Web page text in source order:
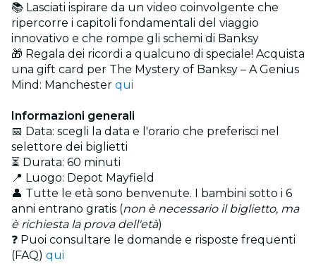
📚 Lasciati ispirare da un video coinvolgente che
ripercorre i capitoli fondamentali del viaggio
innovativo e che rompe gli schemi di Banksy
🎁 Regala dei ricordi a qualcuno di speciale! Acquista
una gift card per The Mystery of Banksy – A Genius
Mind: Manchester qui
Informazioni generali
📅 Data: scegli la data e l'orario che preferisci nel
selettore dei biglietti
⏳ Durata: 60 minuti
📍 Luogo: Depot Mayfield
👤 Tutte le età sono benvenute. I bambini sotto i 6
anni entrano gratis (non è necessario il biglietto, ma
è richiesta la prova dell'età)
❓ Puoi consultare le domande e risposte frequenti
(FAQ) qui